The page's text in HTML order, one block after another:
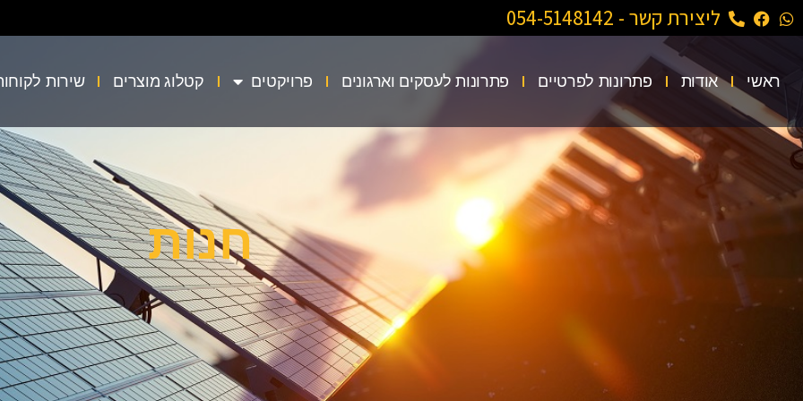
ליצירת קשר - 054-5148142
ראשי אודות פתרונות לפרטיים פתרונות לעסקים וארגונים פרויקטים קטלוג מוצרים שירות
חנות